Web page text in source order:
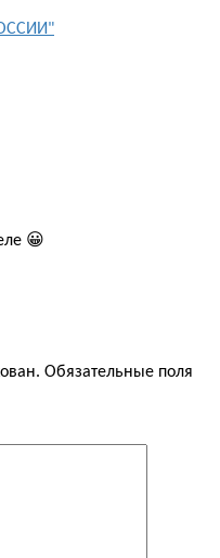
😀
Обязательные поля